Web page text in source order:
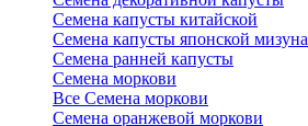
Семена капусты китайской
Семена капусты японской мизуна
Семена ранней капусты
Семена моркови
Все Семена моркови
Семена оранжевой моркови